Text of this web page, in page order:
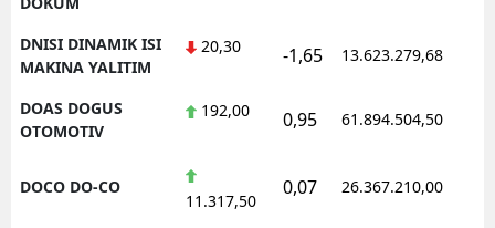
DNISI DINAMIK ISI
MAKINA YALITIM
20,30 -1,65 13.623.279,68
DOAS DOGUS
OTOMOTIV
192,00 0,95 61.894.504,50
DOCO DO-CO
11.317,50
0,07 26.367.210,00